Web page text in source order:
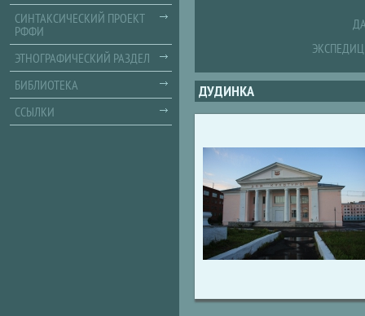
ДУДИНКА
СИНТАКСИЧЕСКИЙ ПРОЕКТ
РФФИ
ЭТНОГРАФИЧЕСКИЙ РАЗДЕЛ
БИБЛИОТЕКА
ССЫЛКИ